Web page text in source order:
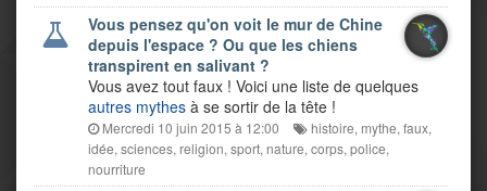
Vous pensez qu'on voit le mur de Chine
depuis l'espace ? Ou que les chiens
transpirent en salivant ?
Vous avez tout faux ! Voici une liste de quelques
autres mythes à se sortir de la tête !
Mercredi 10 juin 2015 à 12:00 histoire, mythe, faux,
idée, sciences, religion, sport, nature, corps, police,
nourriture